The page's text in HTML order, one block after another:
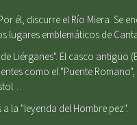
él, discurre el Río Miera. Se
lugares emblemáticos de
Liérganes". El casco
como el "Puente
la "leyenda del Hombre pez".